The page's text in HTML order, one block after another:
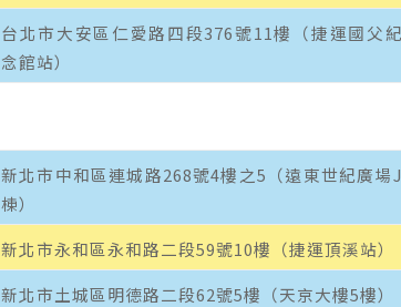
台北市大安區仁愛路四段376號11樓（捷運國父紀
念館站）
新北市中和區連城路268號4樓之5（遠東世紀廣場J
棟）
新北市永和區永和路二段59號10樓（捷運頂溪站）
新北市土城區明德路二段62號5樓（天京大樓5樓）